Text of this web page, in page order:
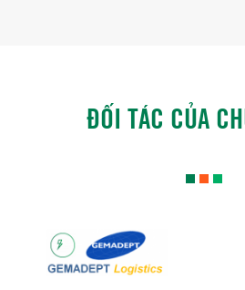
ĐỐI TÁC CỦA